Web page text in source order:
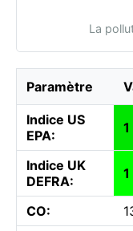
La
Paramètre
Indice US
EPA:
Indice UK
DEFRA:
CO: